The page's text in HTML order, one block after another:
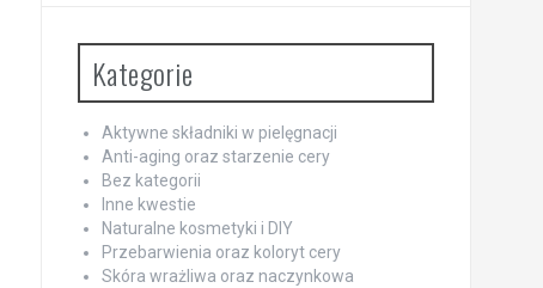
Kategorie
Aktywne składniki w pielęgnacji
Anti-aging oraz starzenie cery
Bez kategorii
Inne kwestie
Naturalne kosmetyki i DIY
Przebarwienia oraz koloryt cery
Skóra wrażliwa oraz naczynkowa